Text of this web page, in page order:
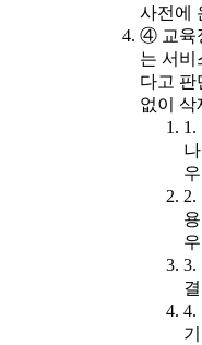
사전에
④ 교육
는 서비
다고 판
없이 삭
1.
우
2.
우
3.
4.